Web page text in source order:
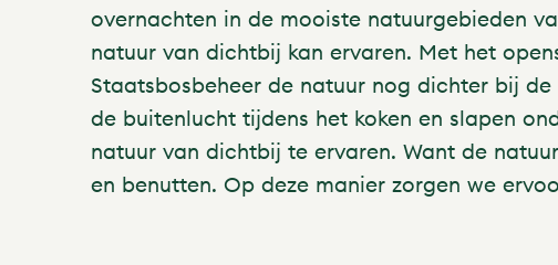
overnachten in de mooiste natuurgebieden
natuur van dichtbij kan ervaren. Met het
Staatsbosbeheer de natuur nog dichter bij
de buitenlucht tijdens het koken en slapen
natuur van dichtbij te ervaren. Want de
en benutten. Op deze manier zorgen we